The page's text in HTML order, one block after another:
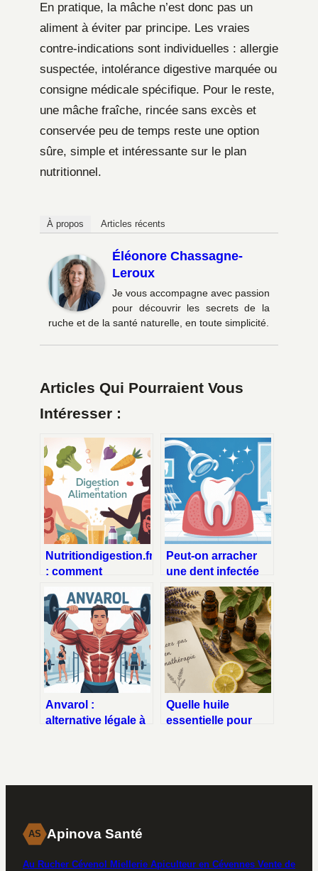
En pratique, la mâche n’est donc pas un
aliment à éviter par principe. Les vraies
contre-indications sont individuelles : allergie
suspectée, intolérance digestive marquée ou
consigne médicale spécifique. Pour le reste,
une mâche fraîche, rincée sans excès et
conservée peu de temps reste une option
sûre, simple et intéressante sur le plan
nutritionnel.
À propos Articles récents
Éléonore Chassagne-
Leroux
Je vous accompagne avec passion
pour découvrir les secrets de la
ruche et de la santé naturelle, en toute simplicité.
Articles Qui Pourraient Vous
Intéresser :
Nutritiondigestion.fr
: comment
de référence sur la
digestion
Peut-on arracher
une dent infectée
sans risque ?
conseils et limites
Anvarol :
alternative légale à
Quelle huile
essentielle pour
à éviter
AS Apinova Santé
Au Rucher Cévenol Miellerie Apiculteur en Cévennes Vente de